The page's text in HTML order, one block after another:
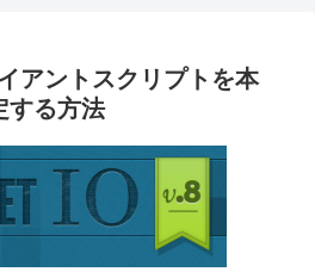
アントスクリプトを本
する方法